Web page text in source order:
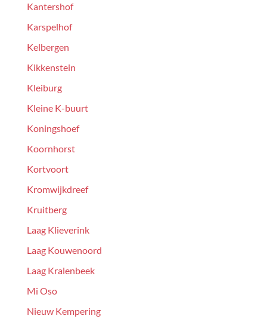
Kantershof
Karspelhof
Kelbergen
Kikkenstein
Kleiburg
Kleine K-buurt
Koningshoef
Koornhorst
Kortvoort
Kromwijkdreef
Kruitberg
Laag Klieverink
Laag Kouwenoord
Laag Kralenbeek
Mi Oso
Nieuw Kempering